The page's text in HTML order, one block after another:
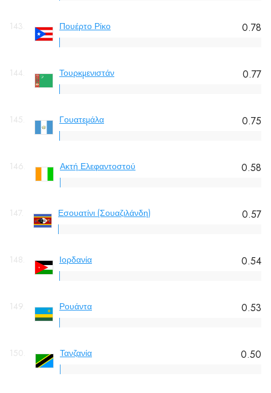
143. Πουέρτο Ρίκο 0.78
144. Τουρκμενιστάν 0.77
145. Γουατεμάλα 0.75
146. Ακτή Ελεφαντοστού 0.58
147. Εσουατίνι (Σουαζιλάνδη) 0.57
148. Ιορδανία 0.54
149. Ρουάντα 0.53
150. Τανζανία 0.50